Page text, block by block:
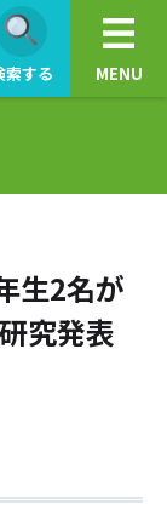
索する MENU
生2名が
究発表